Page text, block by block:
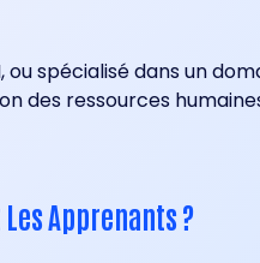
ou spécialisé dans un
des ressources
Apprenants ?